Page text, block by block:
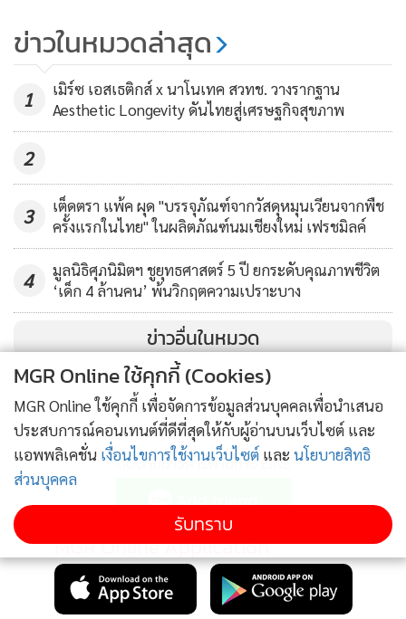
ทำไมฝุ่นถึงมาทุกฤดูหนาว
ในช่วงปลายปีของประเทศไทยที่เข้าสู่ช่วงอากาศเย็น จะเป็นช่วง
ที่ความกดอากาศสูงจากทางตอนเหนือเคลื่อนตัวลงมาปกคลุม
เหนือประเทศเกิดการเปลี่ยนแปลงไป เพราะพื้นดินคายความ
ร้อนอย่างรวดเร็ว ทำให้อากาศที่อยู่เหนือพื้นดินนั้นเย็นตามไป
ด้วย ทำให้อากาศร้อนดันขึ้นไปอยู่คั่นกลางระหว่างชั้นอากาศเย็น
กลายสภาพเป็นเกราะ หรือ ที่เรียกกันว่าอากาศปิด เนื่องจากไม่มี
ช่องว่างให้อากาศไหลผ่านไปตามระบบ อากาศ รวมถึงฝุ่นพิษที่
สะสมอยู่จึงไหลย้อนกลับลงสู่พื้นดินอีกครั้ง เพราะฉะนั้นเมื่อเกิด
อากาศปิด มลภาวะในอากาศจึงสูงตามไปด้วย
ฝุ่นในกรุงมาจากไหน
จากข้อมูลกรมควบคุมมลพิษ ปี 2561 ระบุว่าต้นกำเนิดฝุ่นพิษ
PM 2.5 ในกรุงเทพฯ กว่า 60% เกิดจากเครื่องยนต์ดีเซล ที่มีการ
เผาไหม้เชื้อเพลิงที่ไม่สมบูรณ์ ทำให้เกิดควันดำและฝุ่น และอีก
ราว 35% มาจากการเผาขยะ หญ้าแห้ง กิ่งไม้แห้ง ในที่โล่งแจ้ง
และการก่อสร้าง โดยนายสนธิ คชรัตน์ ผู้ทรงคุณวุฒิด้านสิ่ง
แวดล้อมและสุขภาพ ระบุว่า ปัญหาฝุ่น PM 2.5 ในประเทศไทย
โดยเฉพาะกรุงเทพฯ มีมานานแล้ว แต่ที่เพิ่งจะมีการตื่นตัวกัน
133
กทม.ทั้งระยะสั้น-ยาว เคาะแผนเข้ม
งวดช่วงวันเด็ก
ข่าวในหมวดล่าสุด
1
เมิร์ซ เอสเธติกส์ x นาโนเทค สวทช. วางรากฐาน
Aesthetic Longevity ดันไทยสู่เศรษฐกิจสุขภาพ
2
3
เต็ดตรา แพ้ค ผุด "บรรจุภัณฑ์จากวัสดุหมุนเวียนจากพืช
ครั้งแรกในไทย" ในผลิตภัณฑ์นมเชียงใหม่ เฟรชมิลค์
4
มูลนิธิศุภนิมิตฯ ชูยุทธศาสตร์ 5 ปี ยกระดับคุณภาพชีวิต
‘เด็ก 4 ล้านคน’ พ้นวิกฤตความเปราะบาง
ข่าวอื่นในหมวด
ติดตามข่าวสารผ่านทาง LINE
MGR Online Application
MGR Online ใช้คุกกี้ (Cookies)
MGR Online ใช้คุกกี้ เพื่อจัดการข้อมูลส่วนบุคคลเพื่อนำเสนอ
ประสบการณ์คอนเทนต์ที่ดีที่สุดให้กับผู้อ่านบนเว็บไซต์ และ
แอพพลิเคชั่น เงื่อนไขการใช้งานเว็บไซต์ และ นโยบายสิทธิ
ส่วนบุคคล
รับทราบ